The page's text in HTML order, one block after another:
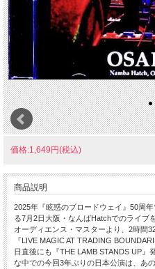
価格:1,649円(税込)
商品説明
2025年『眩惑のブロードウェイ』50周
る7月2日大阪・なんばHatchでのライブ
オーディエンス・マスターより、2時間
『LIVE MAGIC AT TRADING
日直後にも『THE LAMB STANDS UP』
な中での今回3年ぶりの日本公演は、あ